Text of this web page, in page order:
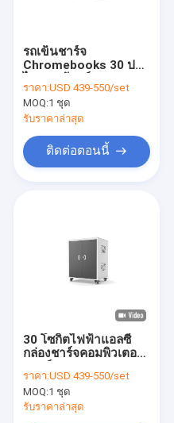
รถเข็นชาร์จ
Chromebooks 30 ปลั๊ก
ราคา:USD 439-550/set
MOQ:1 ชุด
รับราคาล่าสุด
ติดต่อตอนนี้
30 โซกิตไฟฟ้าแอลซี
กล่องชาร์จคอมพิวเตอร์
ราคา:USD 439-550/set
MOQ:1 ชุด
รับราคาล่าสุด